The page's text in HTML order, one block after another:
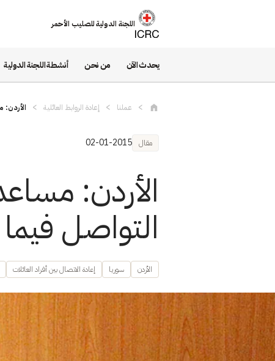
اللجنة الدولية للصليب الأحمر
يحدث الآن من نحن أنشطة اللجنة الدولية
عملنا إعادة الروابط العائلية الأردن:
مقال 02-01-2015
الأردن:
التواصل
الأردن سوريا إعادة الاتصال بين أفراد العائلات